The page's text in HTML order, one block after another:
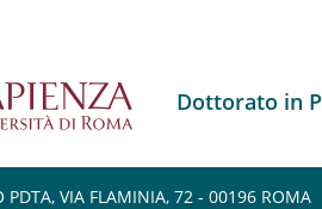
Dottorato in
PDTA, VIA FLAMINIA, 72 - 00196 ROMA